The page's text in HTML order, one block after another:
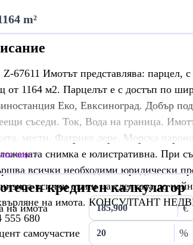
m²
67611 Имотът представлява: парцел,
от 1164 м2. Парцелът е с достъп по
Еко, Евксиноград. Добър
съседи. Ток, Вода на граница.
местн. Фатрико дере. Морска
снимка е юлистративна. При
всички необходими юридически
всички етапи на сделката до
на имота. КОНСУЛТАНТ
555 680
още
кредитен калкулатор
на имота €
самоучастие %